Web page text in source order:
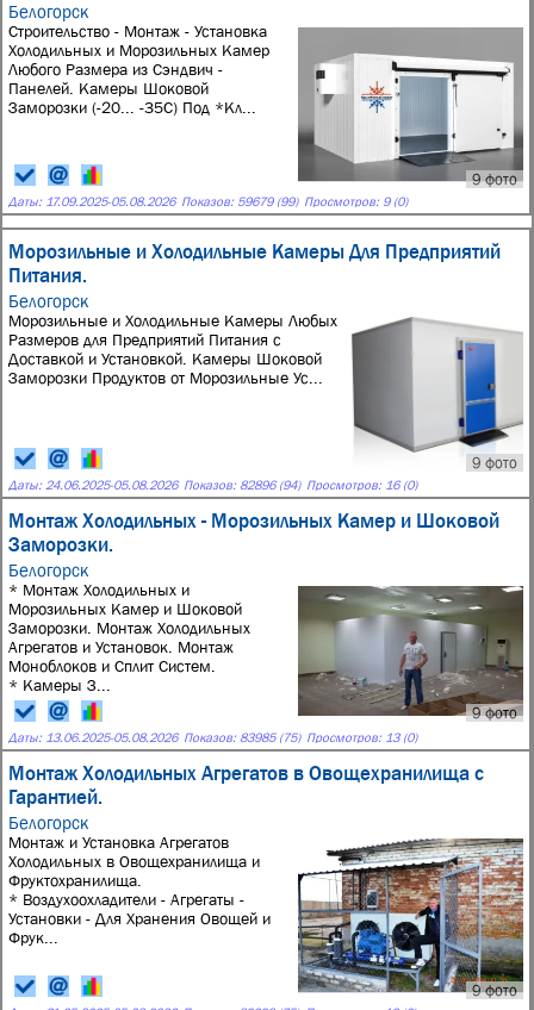
Белогорск
9 фото
Строительство - Монтаж - Установка
Холодильных и Морозильных Камер
Любого Размера из Сэндвич -
Панелей. Камеры Шоковой
Заморозки (-20... -35С) Под *Кл...
Даты: 17.09.2025-05.08.2026 Показов: 59679 (99) Просмотров: 9 (0)
Морозильные и Холодильные Камеры Для Предприятий
Питания.
Белогорск
9 фото
Морозильные и Холодильные Камеры Любых
Размеров для Предприятий Питания с
Доставкой и Установкой. Камеры Шоковой
Заморозки Продуктов от Морозильные Ус...
Даты: 24.06.2025-05.08.2026 Показов: 82896 (94) Просмотров: 16 (0)
Монтаж Холодильных - Морозильных Камер и Шоковой
Заморозки.
Белогорск
9 фото
* Монтаж Холодильных и
Морозильных Камер и Шоковой
Заморозки. Монтаж Холодильных
Агрегатов и Установок. Монтаж
Моноблоков и Сплит Систем.
* Камеры З...
Даты: 13.06.2025-05.08.2026 Показов: 83985 (75) Просмотров: 13 (0)
Монтаж Холодильных Агрегатов в Овощехранилища с
Гарантией.
Белогорск
9 фото
Монтаж и Установка Агрегатов
Холодильных в Овощехранилища и
Фруктохранилища.
* Воздухоохладители - Агрегаты -
Установки - Для Хранения Овощей и
Фрук...